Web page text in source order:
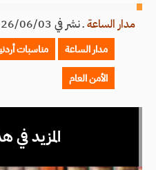
مدار الساعةـنشر في 2026/06/03 الساعة 12:32
مدار الساعة مناسبات
الأمن العام
المزيد